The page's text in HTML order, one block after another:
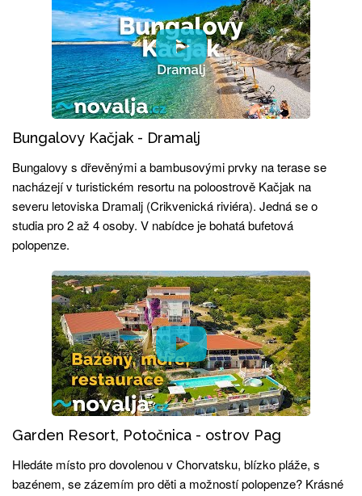
Bungalovy Kačjak - Dramalj
Bungalovy s dřevěnými a bambusovými prvky na terase se
nacházejí v turistickém resortu na poloostrově Kačjak na
severu letoviska Dramalj (Crikvenická riviéra). Jedná se o
studia pro 2 až 4 osoby. V nabídce je bohatá bufetová
polopenze.
Garden Resort, Potočnica - ostrov Pag
Hledáte místo pro dovolenou v Chorvatsku, blízko pláže, s
bazénem, se zázemím pro děti a možností polopenze? Krásné